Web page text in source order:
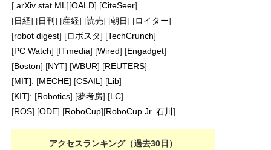
[ arXiv stat.ML ][OALD] [CiteSeer]
[日経] [日刊 ] [産経] [読売] [朝日] [ロイター]
[robot digest] [ロボスタ] [TechCrunch]
[PC Watch] [ITmedia] [Wired] [Engadget]
[Boston] [NYT] [WBUR] [REUTERS]
[MIT]: [MECHE] [CSAIL ] [Lib]
[KIT]: [Robotics] [夢考房] [LC]
[ROS] [ODE] [RoboCup][RoboCup Jr. 石川 ]
アクセスランキング（過去30日）